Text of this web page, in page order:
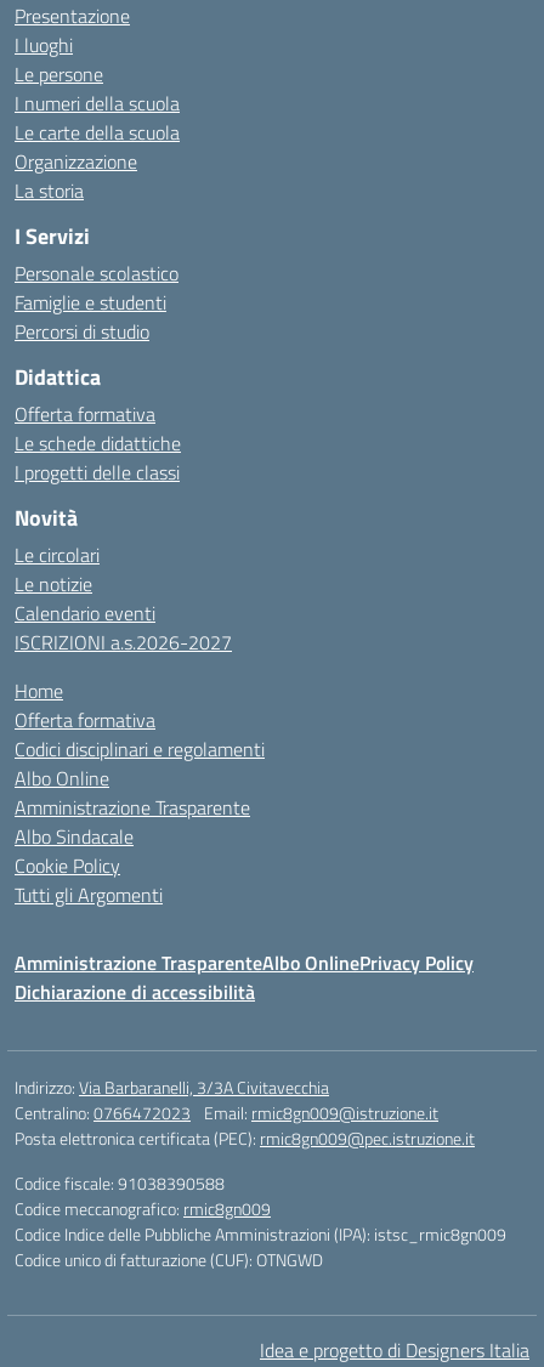
Presentazione
I luoghi
Le persone
I numeri della scuola
Le carte della scuola
Organizzazione
La storia
I Servizi
Personale scolastico
Famiglie e studenti
Percorsi di studio
Didattica
Offerta formativa
Le schede didattiche
I progetti delle classi
Novità
Le circolari
Le notizie
Calendario eventi
ISCRIZIONI a.s.2026-2027
Home
Offerta formativa
Codici disciplinari e regolamenti
Albo Online
Amministrazione Trasparente
Albo Sindacale
Cookie Policy
Tutti gli Argomenti
Amministrazione TrasparenteAlbo OnlinePrivacy Policy
Dichiarazione di accessibilità
Indirizzo:Via Barbaranelli, 3/3A Civitavecchia
Centralino:0766472023 Email: rmic8gn009@istruzione.it
Posta elettronica certificata (PEC): rmic8gn009@pec.istruzione.it
Codice fiscale: 91038390588
Codice meccanografico: rmic8gn009
Codice Indice delle Pubbliche Amministrazioni (IPA): istsc_rmic8gn009
Codice unico di fatturazione (CUF): OTNGWD
Idea e progetto di Designers Italia